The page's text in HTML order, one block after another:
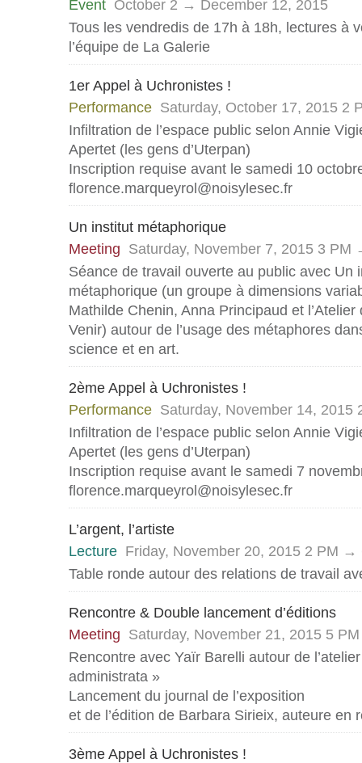
Event October 2 → December 12, 2015
Tous les vendredis de 17h à 18h, lectures à
l’équipe de La Galerie
1er Appel à Uchronistes !
Performance Saturday, October 17, 2015 2
Infiltration de l’espace public selon Annie
Apertet (les gens d’Uterpan)
Inscription requise avant le samedi 10
florence.marqueyrol@noisylesec.fr
Un institut métaphorique
Meeting Saturday, November 7, 2015 3 PM
Séance de travail ouverte au public avec Un
métaphorique (un groupe à dimensions
Mathilde Chenin, Anna Principaud et l’Atelier
Venir) autour de l’usage des métaphores
science et en art.
2ème Appel à Uchronistes !
Performance Saturday, November 14,
Infiltration de l’espace public selon Annie
Apertet (les gens d’Uterpan)
Inscription requise avant le samedi 7
florence.marqueyrol@noisylesec.fr
L’argent, l’artiste
Lecture Friday, November 20, 2015 2 PM →
Table ronde autour des relations de travail
Rencontre & Double lancement d’éditions
Meeting Saturday, November 21, 2015 5
Rencontre avec Yaïr Barelli autour de
administrata »
Lancement du journal de l’exposition
et de l’édition de Barbara Sirieix, auteure en
3ème Appel à Uchronistes !